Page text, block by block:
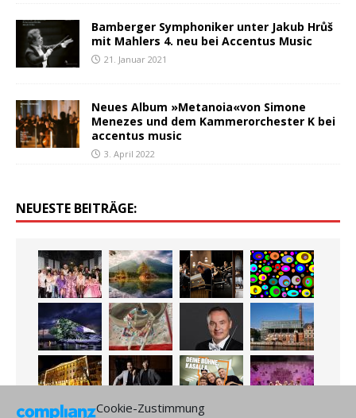
Cookie-Zustimmung
Bamberger Symphoniker unter Jakub Hrůš
mit Mahlers 4. neu bei Accentus Music
21. Januar 2021
Neues Album »Metanoia«von Simone
Menezes und dem Kammerorchester K bei
accentus music
3. April 2022
NEUESTE BEITRÄGE: